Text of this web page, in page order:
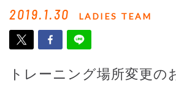
2019.1.30 LADIES TEAM
トレーニング場所変更の